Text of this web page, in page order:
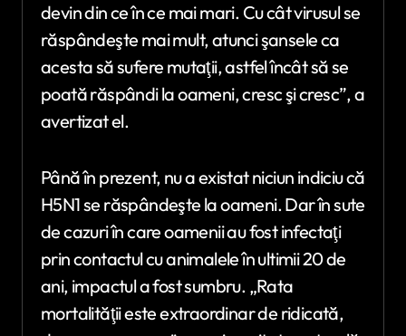
devin din ce în ce mai mari. Cu cât virusul se
răspândeşte mai mult, atunci şansele ca
acesta să sufere mutaţii, astfel încât să se
poată răspândi la oameni, cresc şi cresc”, a
avertizat el.
Până în prezent, nu a existat niciun indiciu că
H5N1 se răspândeşte la oameni. Dar în sute
de cazuri în care oamenii au fost infectaţi
prin contactul cu animalele în ultimii 20 de
ani, impactul a fost sumbru. „Rata
mortalităţii este extraordinar de ridicată,